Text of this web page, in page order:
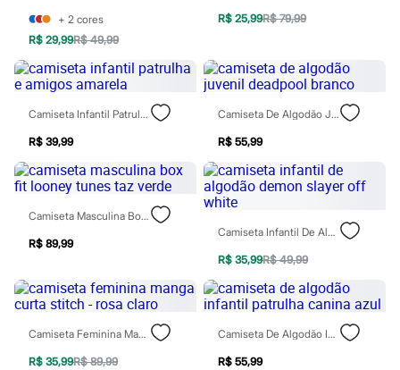
Leggings
Shorts e Bermudas
Moda íntima
Calcinhas
Meias
Pijamas
Sutiãs e Tops
Moda praia
Biquínis
Maiôs
Saídas de praia
Plus size
Calças
Casacos e Jaquetas
Jeans
Moda esportiva
Shorts e Saias
Vestidos
+ 2 cores
R$ 29,99R$ 49,99
R$ 25,99R$ 79,99
Camiseta Infantil Patrulha E Amigos Amarela
R$ 39,99
Camiseta De Algodão Juvenil Deadpool Branco
R$ 55,99
Camiseta Masculina Box Fit Looney Tunes Taz Verde
R$ 89,99
Camiseta Infantil De Algodão Demon Slayer Off White
R$ 35,99R$ 49,99
Camiseta Feminina Manga Curta Stitch - Rosa Claro
R$ 35,99R$ 89,99
Camiseta De Algodão Infantil Patrulha Canina Azul
R$ 55,99